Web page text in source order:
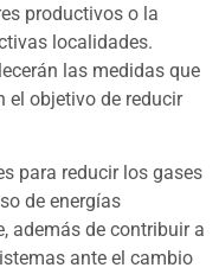
productivos o la
localidades.
las medidas que
el objetivo de reducir
para reducir los gases
de energías
además de contribuir a
ante el cambio